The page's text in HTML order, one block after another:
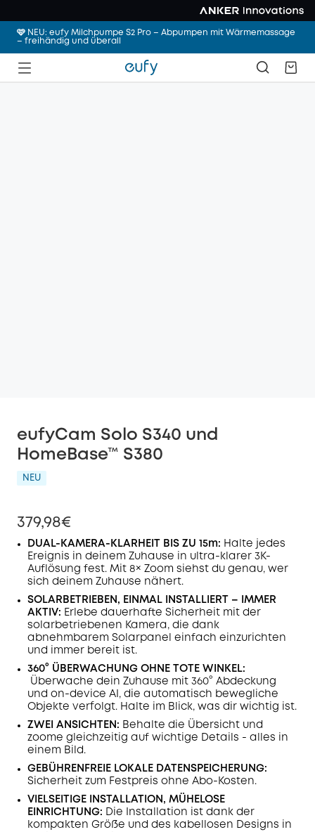
🩷 NEU: eufy Milchpumpe S2 Pro – Abpumpen mit Wärmemassage
– freihändig und überall
eufyCam Solo S340 und
HomeBase™ S380
NEU
379,98€
DUAL-KAMERA-KLARHEIT BIS ZU 15m: Halte jedes
Ereignis in deinem Zuhause in ultra-klarer 3K-
Auflösung fest. Mit 8× Zoom siehst du genau, wer
sich deinem Zuhause nähert.
SOLARBETRIEBEN, EINMAL INSTALLIERT – IMMER
AKTIV: Erlebe dauerhafte Sicherheit mit der
solarbetriebenen Kamera, die dank
abnehmbarem Solarpanel einfach einzurichten
und immer bereit ist.
360° ÜBERWACHUNG OHNE TOTE WINKEL:
Überwache dein Zuhause mit 360° Abdeckung
und on-device AI, die automatisch bewegliche
Objekte verfolgt. Halte im Blick, was dir wichtig ist.
ZWEI ANSICHTEN: Behalte die Übersicht und
zoome gleichzeitig auf wichtige Details - alles in
einem Bild.
GEBÜHRENFREIE LOKALE DATENSPEICHERUNG:
Sicherheit zum Festpreis ohne Abo-Kosten.
VIELSEITIGE INSTALLATION, MÜHELOSE
EINRICHTUNG: Die Installation ist dank der
kompakten Größe und des kabellosen Designs in